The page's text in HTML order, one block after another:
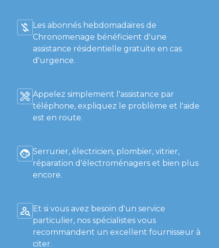
Les abonnés hebdomadaires de
Chronomenage bénéficient d'une
assistance résidentielle gratuite en cas
d'urgence.
Appelez simplement l'assistance par
téléphone, expliquez le problème et l'aide
est en route.
Serrurier, électricien, plombier, vitrier,
réparation d'électroménagers et bien plus
encore.
Et si vous avez besoin d'un service
particulier, nos spécialistes vous
recommandent un excellent fournisseur à
citer.